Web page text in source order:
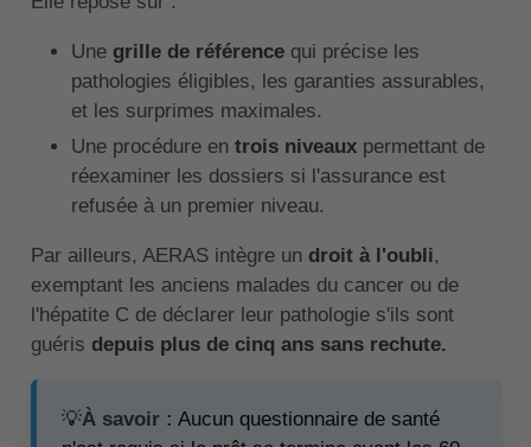
Une grille de référence qui précise les
pathologies éligibles, les garanties assurables,
et les surprimes maximales.
Une procédure en trois niveauxpermettant de
réexaminer les dossiers si l'assurance est
refusée à un premier niveau.
Par ailleurs, AERAS intègre un droit à l'oubli,
exemptant les anciens malades du cancer ou de
l'hépatite C de déclarer leur pathologie s'ils sont
guéris depuis plus de cinq ans sans rechute.
💡À savoir : Aucun questionnaire de santé